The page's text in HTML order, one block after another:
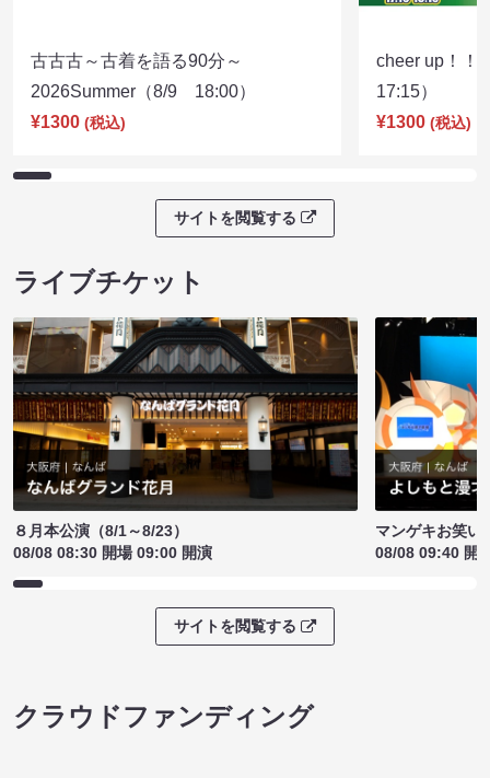
古古古～古着を語る90分～
2026Summer（8/9 18:00）
¥1300 (税込)
cheer up！
17:15）
¥1300 (税込)
サイトを閲覧する
ライブチケット
８月本公演（8/1～8/23）
08/08 08:30 開場 09:00 開演
マンゲキお笑い
08/08 09:40 開
サイトを閲覧する
クラウドファンディング